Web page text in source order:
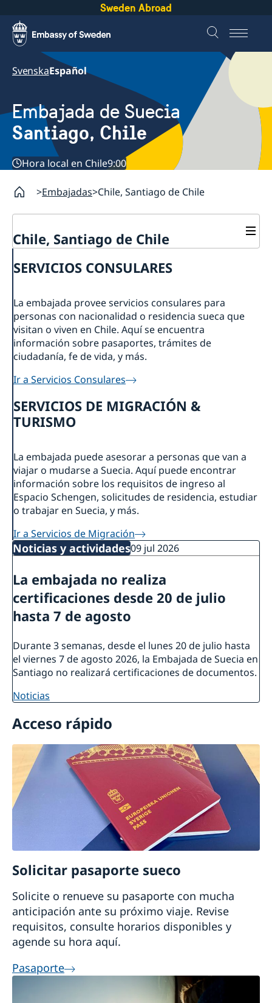
Sweden Abroad
SvenskaEspañol
Embajada de Suecia
Santiago, Chile
Hora local en Chile9:00
Embajadas Chile, Santiago de Chile
Chile, Santiago de Chile
Vacantes
Tarifas
Protección de Datos (RGPD)
Contacto y horarios
Noticias y actividades
Noticias
Instituto Chileno Sueco de Cultura
Svenskar i Världen
Svenska kyrkan
SERVICIOS CONSULARES
La embajada provee servicios consulares para
personas con nacionalidad o residencia sueca que
visitan o viven en Chile. Aquí se encuentra
información sobre pasaportes, trámites de
ciudadanía, fe de vida, y más.
Ir a Servicios Consulares
SERVICIOS DE MIGRACIÓN &
TURISMO
La embajada puede asesorar a personas que van a
viajar o mudarse a Suecia. Aquí puede encontrar
información sobre los requisitos de ingreso al
Espacio Schengen, solicitudes de residencia, estudiar
o trabajar en Suecia, y más.
Ir a Servicios de Migración
Noticias y actividades09 jul 2026
La embajada no realiza
certificaciones desde 20 de julio
hasta 7 de agosto
Durante 3 semanas, desde el lunes 20 de julio hasta
el viernes 7 de agosto 2026, la Embajada de Suecia en
Santiago no realizará certificaciones de documentos.
noticias
Acceso rápido
Solicitar pasaporte sueco
Solicite o renueve su pasaporte con mucha
anticipación ante su próximo viaje. Revise
requisitos, consulte horarios disponibles y
agende su hora aquí.
Pasaporte